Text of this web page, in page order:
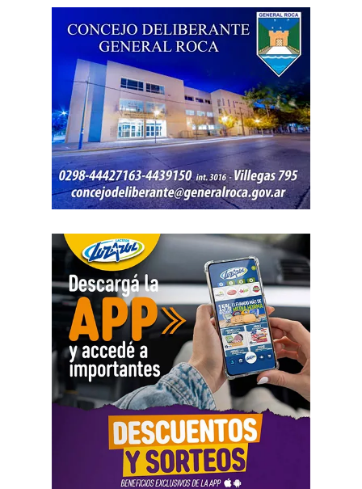
ni qué parte correspondía al progenitor.
La jueza también examinó una certificación contable que
él mismo presentó. Ese documento informó un promedio
de ingresos durante un período determinado y consignó
una relación laboral con una de las empresas. El fallo
aclaró que esos datos no reflejaban necesariamente la
totalidad de los recursos, ya que existían otras
participaciones comerciales acreditadas en la causa.
El informe bancario añadió otro elemento. La cuenta
saldos durante varios meses. La sentencia tomó esos
movimientos como parte del análisis patrimonial, aunque
no los consideró suficientes para establecer por sí solos
una cifra definitiva.
Las declaraciones testimoniales completaron el cuadro.
Varias personas hablaron sobre locales gastronómicos,
viajes al exterior, vehículos y nivel de vida. Otro
testimonio mencionó la relación del progenitor con una
empresa que ocupaba un inmueble comercial.
Aun con ese conjunto de pruebas, la jueza señaló que
faltó documentación contable específica. También
sostuvo que el progenitor estaba en mejores condiciones